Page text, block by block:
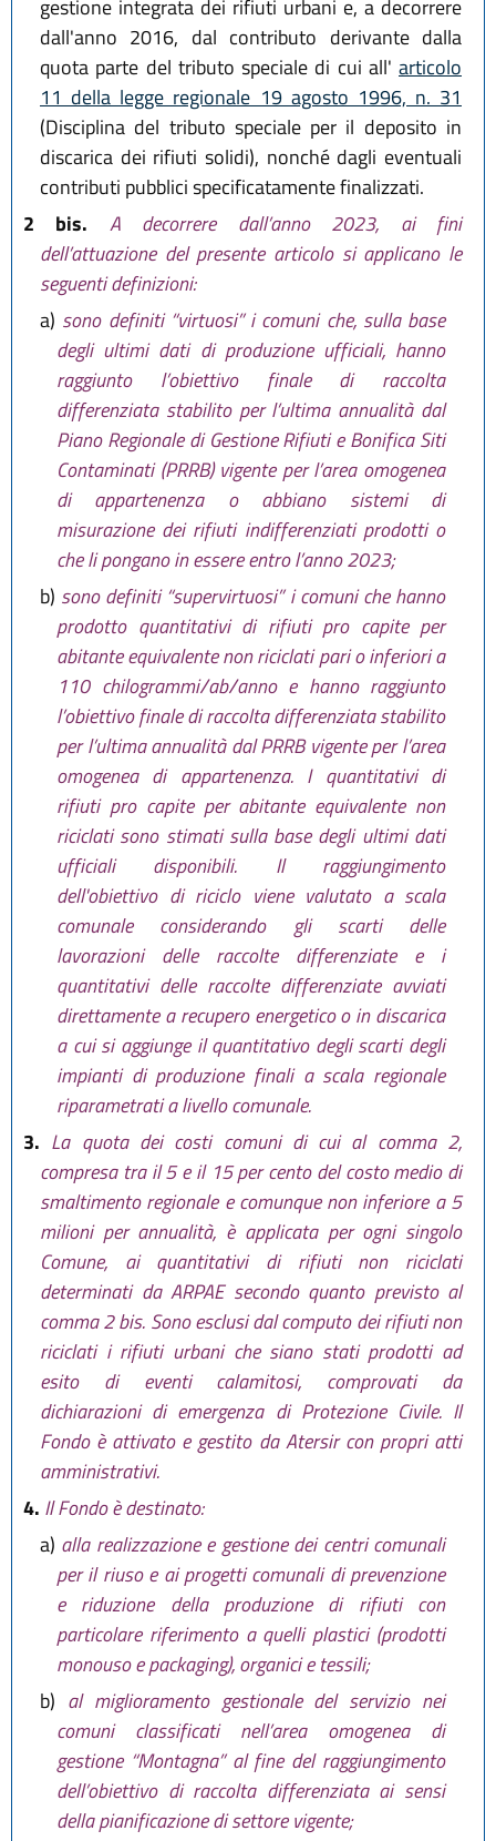
gestione integrata dei rifiuti urbani e, a decorrere
dall'anno 2016, dal contributo derivante dalla
quota parte del tributo speciale di cui all' articolo
11 della legge regionale 19 agosto 1996, n. 31
(Disciplina del tributo speciale per il deposito in
discarica dei rifiuti solidi), nonché dagli eventuali
contributi pubblici specificatamente finalizzati.
2 bis.
A decorrere dall’anno 2023, ai fini
dell’attuazione del presente articolo si applicano le
seguenti definizioni:
a) sono definiti “virtuosi” i comuni che, sulla base
degli ultimi dati di produzione ufficiali, hanno
raggiunto l’obiettivo finale di raccolta
differenziata stabilito per l’ultima annualità dal
Piano Regionale di Gestione Rifiuti e Bonifica Siti
Contaminati (PRRB) vigente per l’area omogenea
di appartenenza o abbiano sistemi di
misurazione dei rifiuti indifferenziati prodotti o
che li pongano in essere entro l’anno 2023;
b) sono definiti “supervirtuosi” i comuni che hanno
prodotto quantitativi di rifiuti pro capite per
abitante equivalente non riciclati pari o inferiori a
110 chilogrammi/ab/anno e hanno raggiunto
l’obiettivo finale di raccolta differenziata stabilito
per l’ultima annualità dal PRRB vigente per l’area
omogenea di appartenenza. I quantitativi di
rifiuti pro capite per abitante equivalente non
riciclati sono stimati sulla base degli ultimi dati
ufficiali disponibili. Il raggiungimento
dell'obiettivo di riciclo viene valutato a scala
comunale considerando gli scarti delle
lavorazioni delle raccolte differenziate e i
quantitativi delle raccolte differenziate avviati
direttamente a recupero energetico o in discarica
a cui si aggiunge il quantitativo degli scarti degli
impianti di produzione finali a scala regionale
riparametrati a livello comunale.
3. La quota dei costi comuni di cui al comma 2,
compresa tra il 5 e il 15 per cento del costo medio di
smaltimento regionale e comunque non inferiore a 5
milioni per annualità, è applicata per ogni singolo
Comune, ai quantitativi di rifiuti non riciclati
determinati da ARPAE secondo quanto previsto al
comma 2 bis. Sono esclusi dal computo dei rifiuti non
riciclati i rifiuti urbani che siano stati prodotti ad
esito di eventi calamitosi, comprovati da
dichiarazioni di emergenza di Protezione Civile. Il
Fondo è attivato e gestito da Atersir con propri atti
amministrativi.
4. Il Fondo è destinato:
a) alla realizzazione e gestione dei centri comunali
per il riuso e ai progetti comunali di prevenzione
e riduzione della produzione di rifiuti con
particolare riferimento a quelli plastici (prodotti
monouso e packaging), organici e tessili;
b) al miglioramento gestionale del servizio nei
comuni classificati nell’area omogenea di
gestione “Montagna” al fine del raggiungimento
dell’obiettivo di raccolta differenziata ai sensi
della pianificazione di settore vigente;